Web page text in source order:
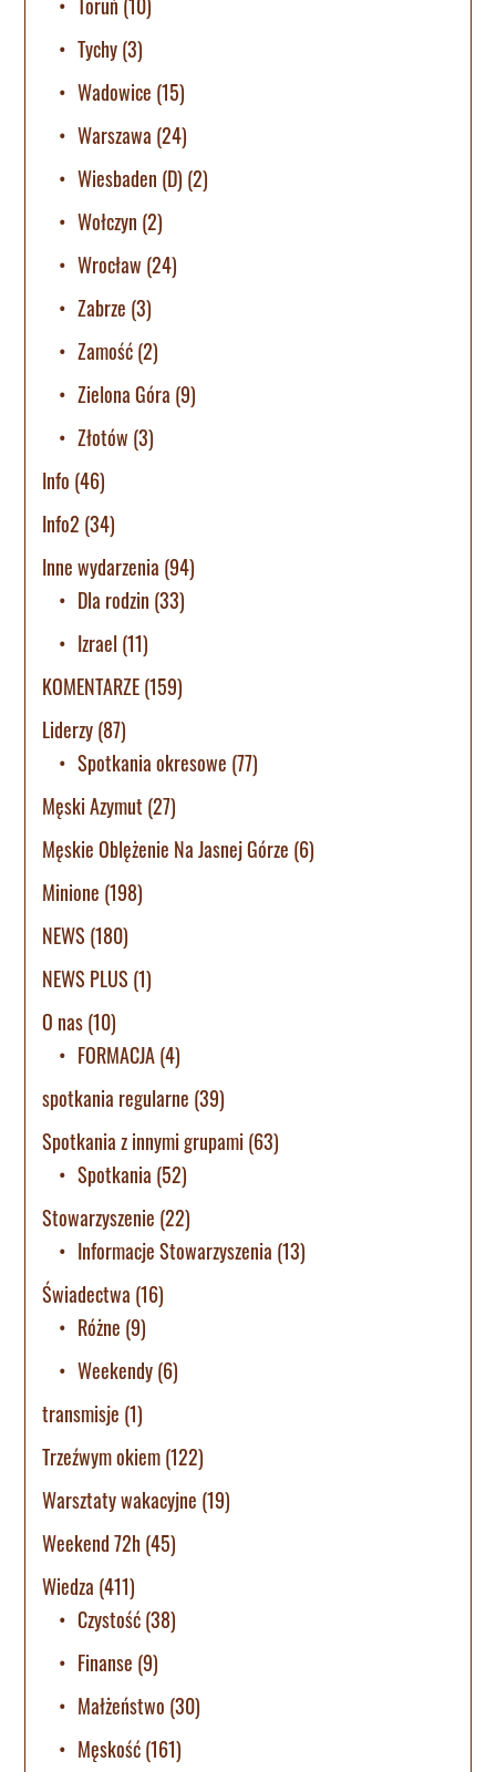
Toruń (10)
Tychy(3)
Wadowice (15)
Warszawa (24)
Wiesbaden (D) (2)
Wołczyn (2)
Wrocław (24)
Zabrze (3)
Zamość(2)
Zielona Góra (9)
Złotów (3)
Info (46)
Info2 (34)
Inne wydarzenia (94)
Dla rodzin (33)
Izrael (11)
KOMENTARZE(159)
Liderzy(87)
Spotkania okresowe (77)
Męski Azymut (27)
Męskie Oblężenie Na Jasnej Górze (6)
Minione (198)
NEWS (180)
NEWS PLUS (1)
O nas(10)
FORMACJA(4)
spotkania regularne (39)
Spotkania z innymi grupami (63)
Spotkania (52)
Stowarzyszenie (22)
Informacje Stowarzyszenia (13)
Świadectwa (16)
Różne (9)
Weekendy(6)
transmisje (1)
Trzeźwym okiem(122)
Warsztaty wakacyjne (19)
Weekend 72h(45)
Wiedza (411)
Czystość(38)
Finanse (9)
Małżeństwo (30)
Męskość(161)